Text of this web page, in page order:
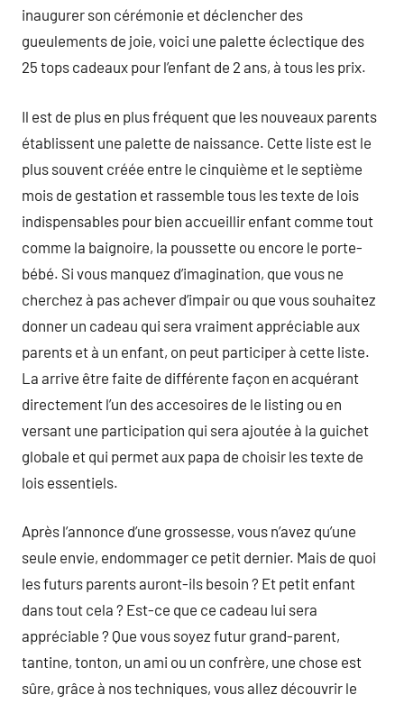
inaugurer son cérémonie et déclencher des
gueulements de joie, voici une palette éclectique des
25 tops cadeaux pour l’enfant de 2 ans, à tous les prix.
Il est de plus en plus fréquent que les nouveaux parents
établissent une palette de naissance. Cette liste est le
plus souvent créée entre le cinquième et le septième
mois de gestation et rassemble tous les texte de lois
indispensables pour bien accueillir enfant comme tout
comme la baignoire, la poussette ou encore le porte-
bébé. Si vous manquez d’imagination, que vous ne
cherchez à pas achever d’impair ou que vous souhaitez
donner un cadeau qui sera vraiment appréciable aux
parents et à un enfant, on peut participer à cette liste.
La arrive être faite de différente façon en acquérant
directement l’un des accesoires de le listing ou en
versant une participation qui sera ajoutée à la guichet
globale et qui permet aux papa de choisir les texte de
lois essentiels.
Après l’annonce d’une grossesse, vous n’avez qu’une
seule envie, endommager ce petit dernier. Mais de quoi
les futurs parents auront-ils besoin ? Et petit enfant
dans tout cela ? Est-ce que ce cadeau lui sera
appréciable ? Que vous soyez futur grand-parent,
tantine, tonton, un ami ou un confrère, une chose est
sûre, grâce à nos techniques, vous allez découvrir le